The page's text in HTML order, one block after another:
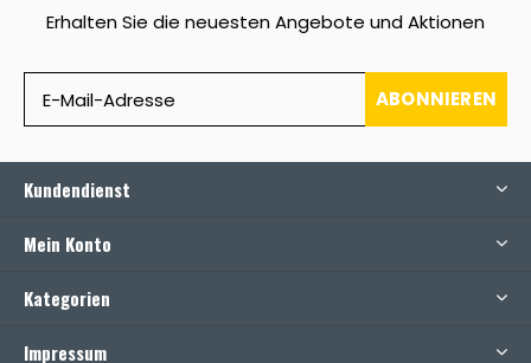
Erhalten Sie die neuesten Angebote und Aktionen
ABONNIEREN
Kundendienst
Mein Konto
Kategorien
Impressum